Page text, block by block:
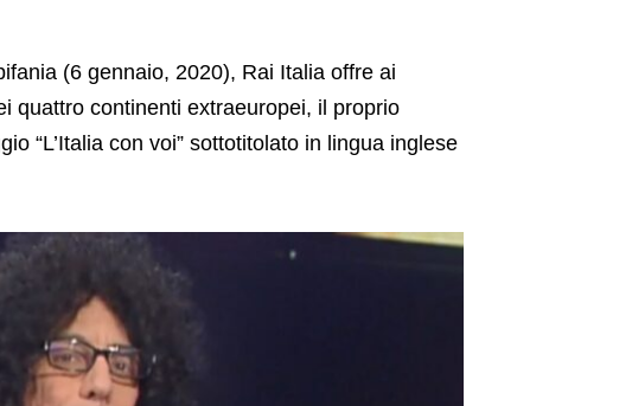
(6 gennaio, 2020), Rai Italia offre ai
quattro continenti extraeuropei, il proprio
“L’Italia con voi” sottotitolato in lingua inglese